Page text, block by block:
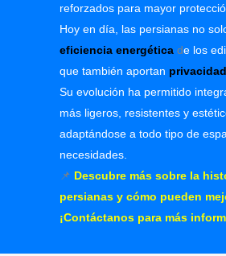
reforzados para mayor
Hoy en día, las persianas no
eficiencia energética de los
que también aportan
Su evolución ha permitido
más ligeros, resistentes y
adaptándose a todo tipo de
necesidades.
📌 Descubre más sobre la
persianas y cómo pueden
¡Contáctanos para más